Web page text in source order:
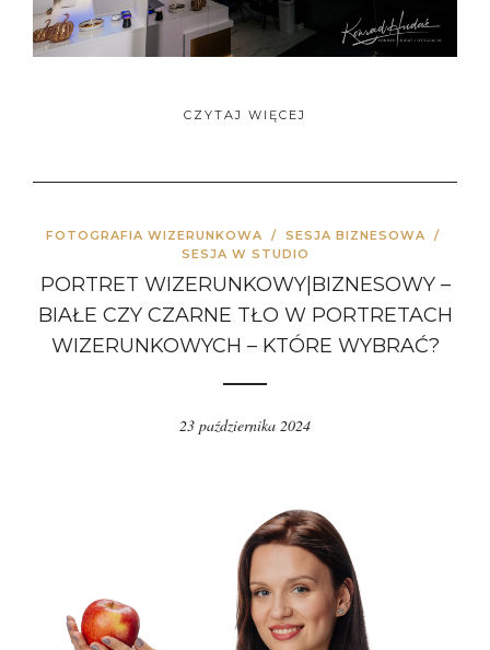
CZYTAJ WIĘCEJ
FOTOGRAFIA WIZERUNKOWA / SESJA BIZNESOWA /
SESJA W STUDIO
PORTRET WIZERUNKOWY|BIZNESOWY –
BIAŁE CZY CZARNE TŁO W PORTRETACH
WIZERUNKOWYCH – KTÓRE WYBRAĆ?
23 października 2024